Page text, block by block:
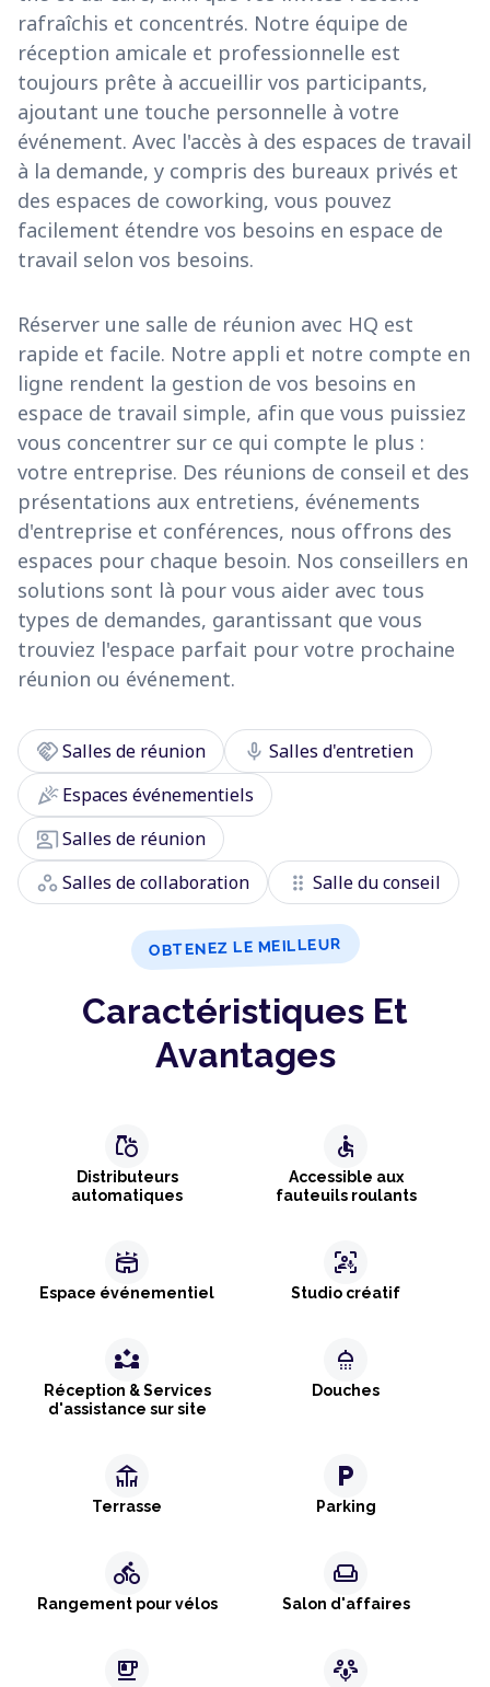
rafraîchis et concentrés. Notre équipe de
réception amicale et professionnelle est
toujours prête à accueillir vos participants,
ajoutant une touche personnelle à votre
événement. Avec l'accès à des espaces de travail
à la demande, y compris des bureaux privés et
des espaces de coworking, vous pouvez
facilement étendre vos besoins en espace de
travail selon vos besoins.
Réserver une salle de réunion avec HQ est
rapide et facile. Notre appli et notre compte en
ligne rendent la gestion de vos besoins en
espace de travail simple, afin que vous puissiez
vous concentrer sur ce qui compte le plus :
votre entreprise. Des réunions de conseil et des
présentations aux entretiens, événements
d'entreprise et conférences, nous offrons des
espaces pour chaque besoin. Nos conseillers en
solutions sont là pour vous aider avec tous
types de demandes, garantissant que vous
trouviez l'espace parfait pour votre prochaine
réunion ou événement.
handshakeSalles de réunion mic Salles d'entretien
celebrationEspaces événementiels
co_presentSalles de réunion
workspaces Salles de collaboration drag_indicator Salle du conseil
OBTENEZ LE MEILLEUR
Caractéristiques Et
Avantages
grocery
Distributeurs
automatiques
accessible
Accessible aux
fauteuils roulants
stadium
Espace événementiel
frame_person_mic
Studio créatif
partner_exchange
Réception & Services
d'assistance sur site
shower
Douches
deck
Terrasse
local_parking
Parking
directions_bike
Rangement pour vélos
weekend
Salon d'affaires
emoji_food_beverage adaptive_audio_mic